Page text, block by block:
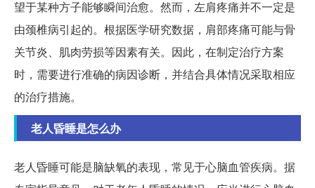
望于某种方子能够瞬间治愈。然而，左肩疼痛并不一定是
由颈椎病引起的。根据医学研究数据，肩部疼痛可能与骨
关节炎、肌肉劳损等因素有关。因此，在制定治疗方案
时，需要进行准确的病因诊断，并结合具体情况采取相应
的治疗措施。
老人昏睡是怎么办
老人昏睡可能是脑缺氧的表现，常见于心脑血管疾病。据